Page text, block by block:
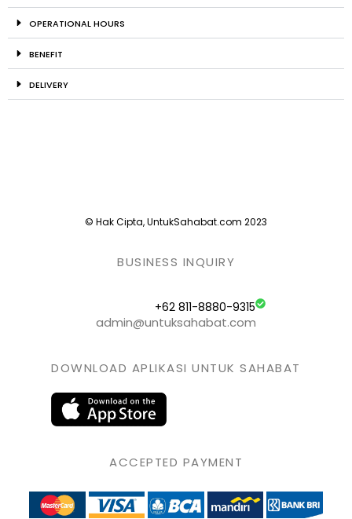
OPERATIONAL HOURS
BENEFIT
DELIVERY
© Hak Cipta, UntukSahabat.com 2023
BUSINESS INQUIRY
+62 811-8880-9315
admin@untuksahabat.com
DOWNLOAD APLIKASI UNTUK SAHABAT
ACCEPTED PAYMENT